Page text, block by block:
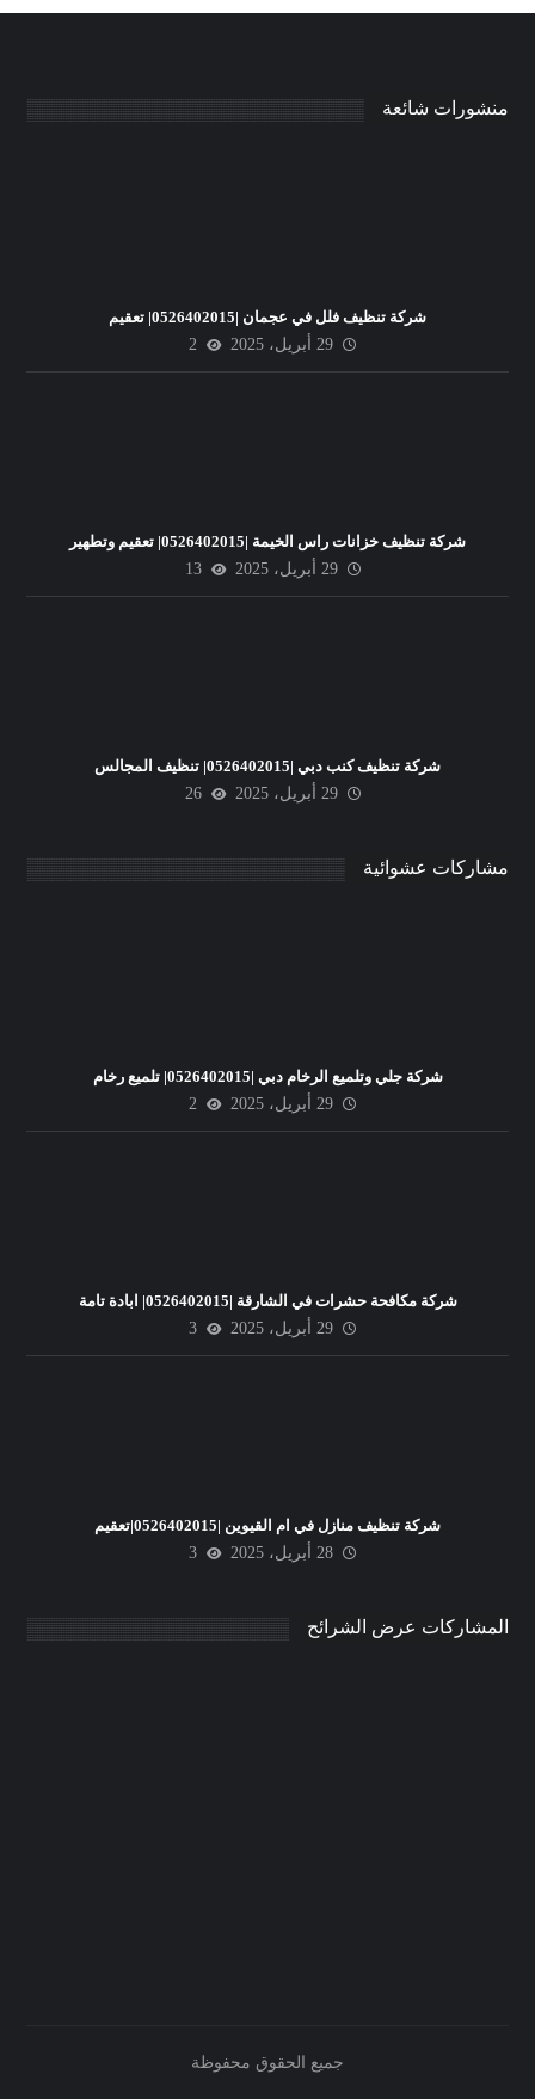
منشورات شائعة
شركة تنظيف فلل في عجمان |0526402015| تعقيم
29 أبريل، 2025
2
شركة تنظيف خزانات راس الخيمة |0526402015| تعقيم وتطهير
29 أبريل، 2025
13
شركة تنظيف كنب دبي |0526402015| تنظيف المجالس
29 أبريل، 2025
26
مشاركات عشوائية
شركة جلي وتلميع الرخام دبي |0526402015| تلميع رخام
29 أبريل، 2025
2
شركة مكافحة حشرات في الشارقة |0526402015| ابادة تامة
29 أبريل، 2025
3
شركة تنظيف منازل في ام القيوين |0526402015|تعقيم
28 أبريل، 2025
3
المشاركات عرض الشرائح
جميع الحقوق محفوظة